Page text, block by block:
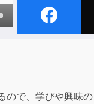
で、学びや興味